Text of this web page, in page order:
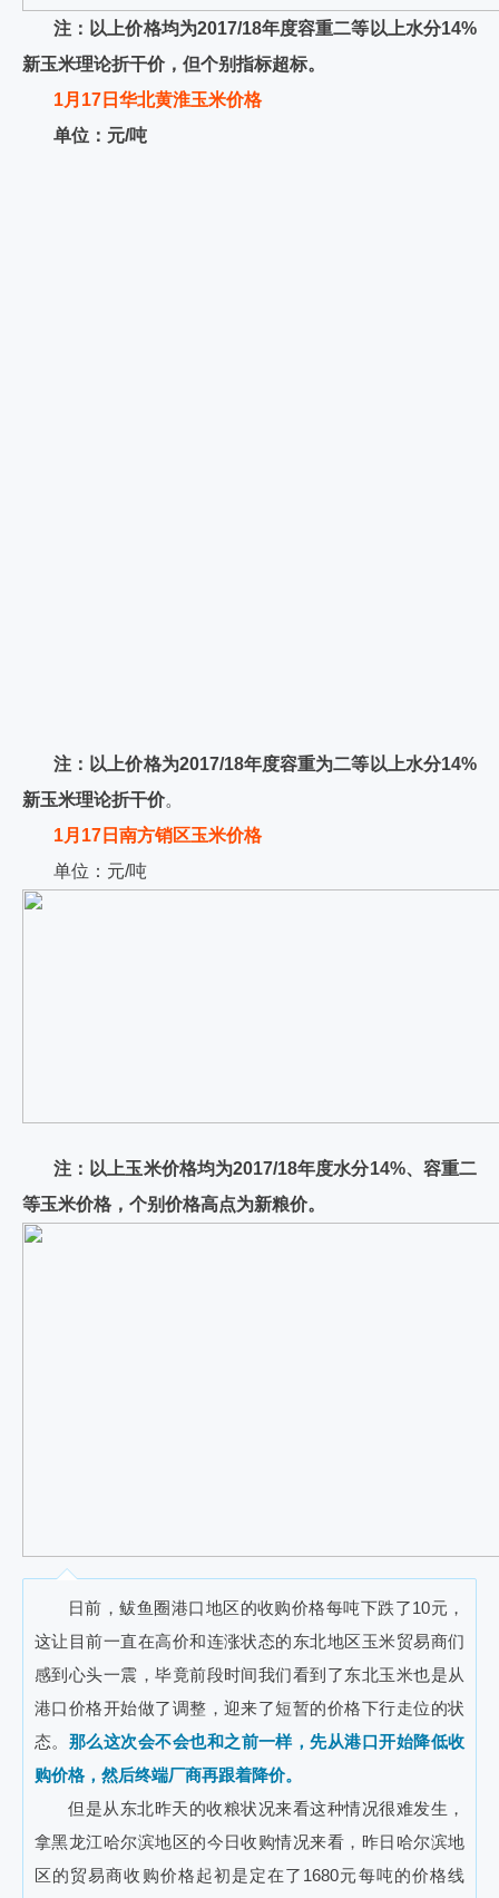
注：以上价格均为2017/18年度容重二等以上水分14%
新玉米理论折干价，但个别指标超标。
1月17日华北黄淮玉米价格
单位：元/吨
注：以上价格为2017/18年度容重为二等以上水分14%
新玉米理论折干价。
1月17日南方销区玉米价格
单位：元/吨
注：以上玉米价格均为2017/18年度水分14%、容重二
等玉米价格，个别价格高点为新粮价。
日前，鲅鱼圈港口地区的收购价格每吨下跌了10元，
这让目前一直在高价和连涨状态的东北地区玉米贸易商们
感到心头一震，毕竟前段时间我们看到了东北玉米也是从
港口价格开始做了调整，迎来了短暂的价格下行走位的状
态。 那么这次会不会也和之前一样，先从港口开始降低收
购价格，然后终端厂商再跟着降价。
但是从东北昨天的收粮状况来看这种情况很难发生，
拿黑龙江哈尔滨地区的今日收购情况来看，昨日哈尔滨地
区的贸易商收购价格起初是定在了1680元每吨的价格线